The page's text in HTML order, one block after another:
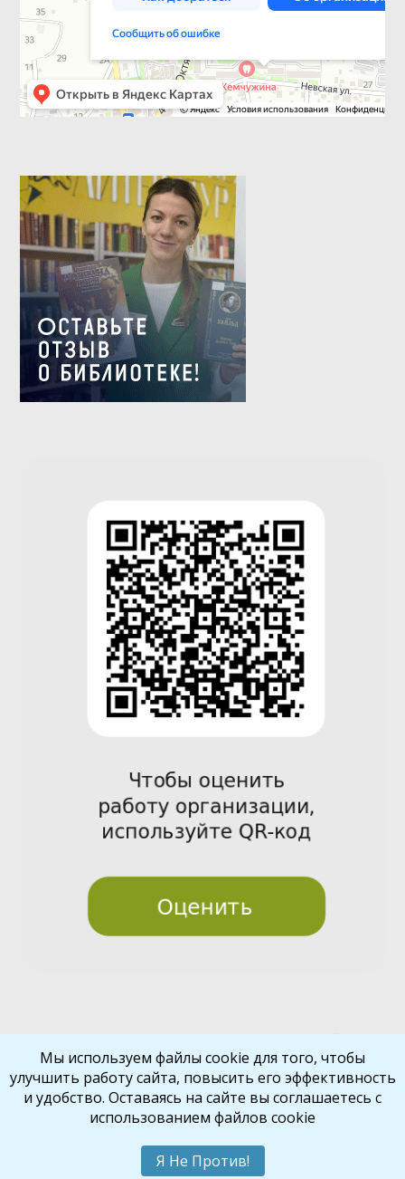
vio
t
Библиокрай© 2026
Шаблон от
WP Puzzle
Мы используем файлы cookie для того, чтобы
улучшить работу сайта, повысить его эффективность
и удобство. Оставаясь на сайте вы соглашаетесь с
использованием файлов cookie
Я Не Против!